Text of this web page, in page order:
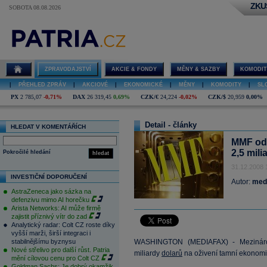
SOBOTA 08.08.2026
ZPRAVODAJSTVÍ AKCIE & FONDY MĚNY & SAZBY
PŘEHLED ZPRÁV AKCIOVÉ EKONOMICKÉ MĚNY KOMODITY
PX 2 785,07 -0,71% DAX 26 319,45 0,69% CZK/€ 24,224 -0,02% CZK/$ 20,959 0,00%
HLEDAT V KOMENTÁŘÍCH
hledat
Pokročilé hledání
INVESTIČNÍ DOPORUČENÍ
AstraZeneca jako sázka na
defenzivu mimo AI horečku
Arista Networks: AI může firmě
zajistit příznivý vítr do zad
Analytický radar: Colt CZ roste díky
vyšší marži, širší integraci i
stabilnějšímu byznysu
Nové střelivo pro další růst. Patria
mění cílovou cenu pro Colt CZ
Detail - články
MMF
2,5
31.12.2008
Autor:
WASHINGTON (MEDIAFAX) -
miliardy dolarů na oživení tamní